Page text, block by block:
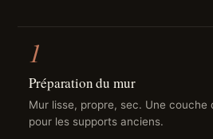
1
Préparation du mur
Mur lisse, propre, sec. Une
pour les supports anciens.